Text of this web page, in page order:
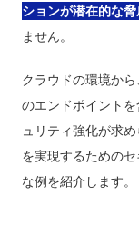
ションが潜在的な
ません。
クラウドの環境か
のエンドポイント
ュリティ強化が求
を実現するための
な例を紹介します。